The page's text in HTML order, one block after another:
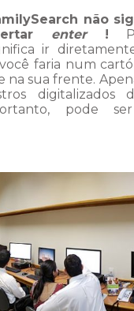
não
enter !
ir
faria num
na sua frente.
digitalizados
pode ser